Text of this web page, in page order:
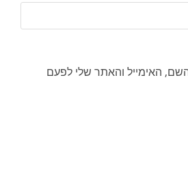
האימייל והאתר שלי לפעם